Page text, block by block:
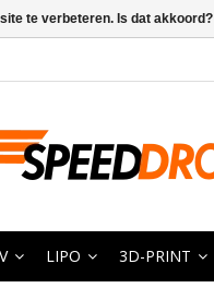
LIPO 3D-PRINT
te verbeteren. Is dat akkoord?